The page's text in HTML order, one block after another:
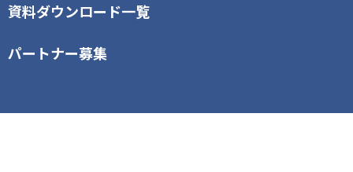
資料ダウンロード一覧
パートナー募集